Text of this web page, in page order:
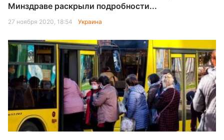
Минздраве раскрыли подробности...
27 ноября 2020, 18:54 Украина